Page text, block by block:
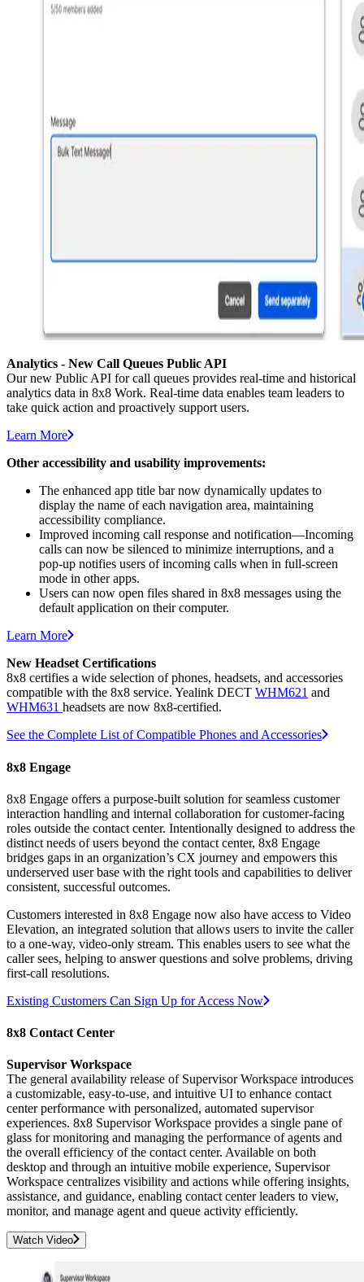
Analytics - New Call Queues Public API
Our new Public API for call queues provides real-time and historical
analytics data in 8x8 Work. Real-time data enables team leaders to
take quick action and proactively support users.
Learn More
Other accessibility and usability improvements:
The enhanced app title bar now dynamically updates to
display the name of each navigation area, maintaining
accessibility compliance.
Improved incoming call response and notification—Incoming
calls can now be silenced to minimize interruptions, and a
pop-up notifies users of incoming calls when in full-screen
mode in other apps.
Users can now open files shared in 8x8 messages using the
default application on their computer.
Learn More
New Headset Certifications
8x8 certifies a wide selection of phones, headsets, and accessories
compatible with the 8x8 service. Yealink DECT WHM621 and
WHM631 headsets are now 8x8-certified.
See the Complete List of Compatible Phones and Accessories
8x8 Engage
8x8 Engage offers a purpose-built solution for seamless customer
interaction handling and internal collaboration for customer-facing
roles outside the contact center. Intentionally designed to address the
distinct needs of users beyond the contact center, 8x8 Engage
bridges gaps in an organization’s CX journey and empowers this
underserved user base with the right tools and capabilities to deliver
consistent, successful outcomes.
Customers interested in 8x8 Engage now also have access to Video
Elevation, an integrated solution that allows users to invite the caller
to a one-way, video-only stream. This enables users to see what the
caller sees, helping to answer questions and solve problems, driving
first-call resolutions.
Existing Customers Can Sign Up for Access Now
8x8 Contact Center
Supervisor Workspace
The general availability release of Supervisor Workspace introduces
a customizable, easy-to-use, and intuitive UI to enhance contact
center performance with personalized, automated supervisor
experiences. 8x8 Supervisor Workspace provides a single pane of
glass for monitoring and managing the performance of agents and
the overall efficiency of the contact center. Available on both
desktop and through an intuitive mobile experience, Supervisor
Workspace centralizes visibility and actions while offering insights,
assistance, and guidance, enabling contact center leaders to view,
monitor, and manage agent and queue activity efficiently.
Watch Video